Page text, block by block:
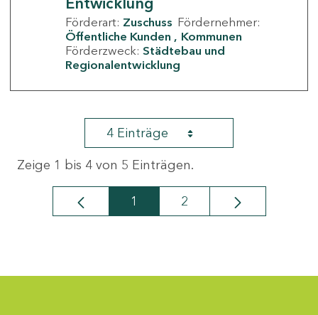
Förderart: Zuschuss Fördernehmer:
Öffentliche Kunden
Kommunen
Förderzweck: Städtebau und
Regionalentwicklung
4 Einträge
Zeige 1 bis 4 von 5 Einträgen.
Seite
1 Seite
2